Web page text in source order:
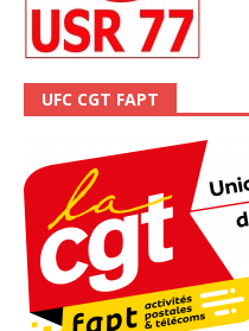
UFC CGT FAPT